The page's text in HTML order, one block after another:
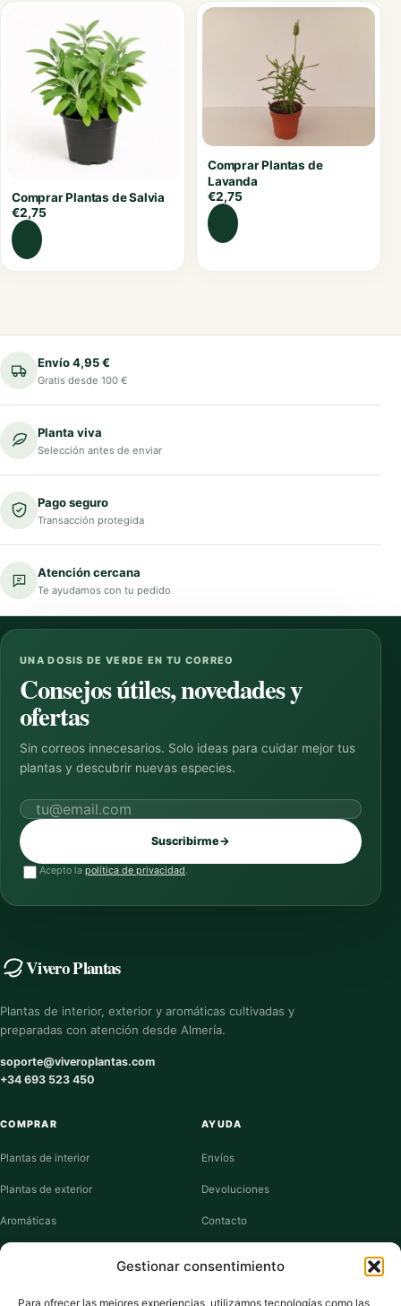
Gestionar consentimiento
Para ofrecer las mejores experiencias, utilizamos tecnologías como las
Comprar Plantas de Salvia
€2,75
Comprar Plantas de
Lavanda
€2,75
Envío 4,95 €
Gratis desde 100 €
Planta viva
Selección antes de enviar
Pago seguro
Transacción protegida
Atención cercana
Te ayudamos con tu pedido
UNA DOSIS DE VERDE EN TU CORREO
Consejos útiles, novedades y
ofertas
Sin correos innecesarios. Solo ideas para cuidar mejor tus
plantas y descubrir nuevas especies.
Correo electrónico
Suscribirme→
Acepto la política de privacidad.
Vivero Plantas
Plantas de interior, exterior y aromáticas cultivadas y
preparadas con atención desde Almería.
soporte@viveroplantas.com
+34 693 523 450
COMPRAR
Plantas de interior
Plantas de exterior
Aromáticas
Suculentas
AYUDA
Envíos
Devoluciones
Contacto